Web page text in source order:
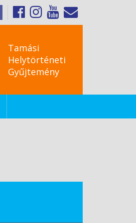
Tamási
Helytörténeti
Gyűjtemény